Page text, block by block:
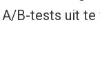
B-tests uit